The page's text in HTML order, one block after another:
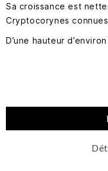
Sa croissance est
Cryptocorynes
D’une hauteur